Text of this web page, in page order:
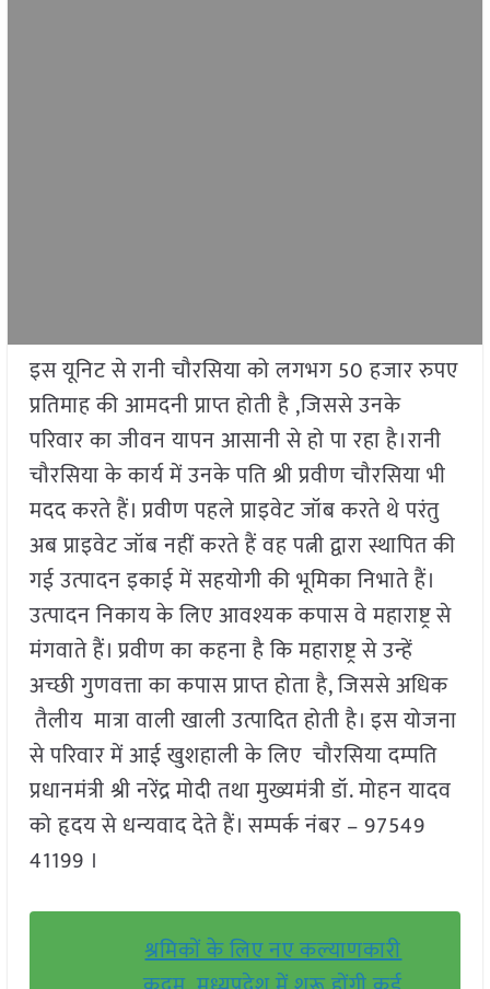
इस यूनिट से रानी चौरसिया को लगभग 50 हजार रुपए
प्रतिमाह की आमदनी प्राप्त होती है ,जिससे उनके
परिवार का जीवन यापन आसानी से हो पा रहा है।रानी
चौरसिया के कार्य में उनके पति श्री प्रवीण चौरसिया भी
मदद करते हैं। प्रवीण पहले प्राइवेट जॉब करते थे परंतु
अब प्राइवेट जॉब नहीं करते हैं वह पत्नी द्वारा स्थापित की
गई उत्पादन इकाई में सहयोगी की भूमिका निभाते हैं।
उत्पादन निकाय के लिए आवश्यक कपास वे महाराष्ट्र से
मंगवाते हैं। प्रवीण का कहना है कि महाराष्ट्र से उन्हें
अच्छी गुणवत्ता का कपास प्राप्त होता है, जिससे अधिक
तैलीय मात्रा वाली खाली उत्पादित होती है। इस योजना
से परिवार में आई खुशहाली के लिए चौरसिया दम्पति
प्रधानमंत्री श्री नरेंद्र मोदी तथा मुख्यमंत्री डॉ. मोहन यादव
को हृदय से धन्यवाद देते हैं। सम्पर्क नंबर – 97549
41199 ।
श्रमिकों के लिए नए कल्याणकारी